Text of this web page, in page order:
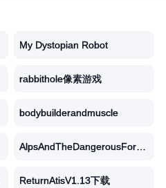
My Dystopian Robot
rabbithole像素游戏
bodybuilderandmuscle
AlpsAndTheDangerousForest下
ReturnAtisV1.13下载